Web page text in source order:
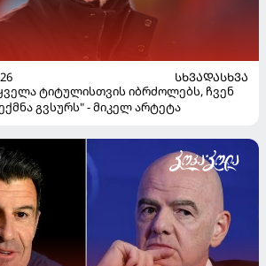
ᲡᲮᲕᲐᲓᲐᲡᲮᲕᲐ
ტიტულისთვის იბრძოლებს, ჩვენ
გვსურს" - მიკელ არტეტა